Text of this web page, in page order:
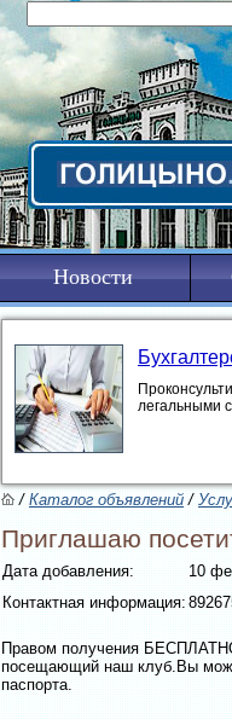
Новости
легальными
/Каталог объявлений/
Приглашаю
Дата добавления:
10
Контактная информация:
Правом получения
посещающий наш клуб.Вы
паспорта.